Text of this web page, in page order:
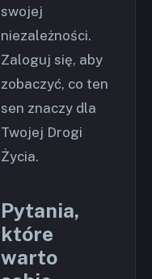
swojej
niezależności.
Zaloguj się, aby
zobaczyć, co ten
sen znaczy dla
Twojej Drogi
Życia.
Pytania,
które
warto